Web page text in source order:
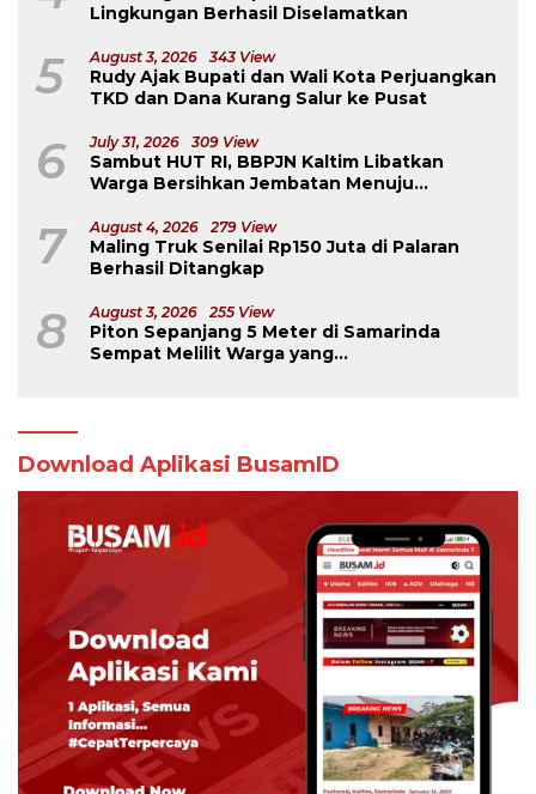
Lingkungan Berhasil Diselamatkan
5 August 3, 2026 343 View
Rudy Ajak Bupati dan Wali Kota Perjuangkan
TKD dan Dana Kurang Salur ke Pusat
6 July 31, 2026 309 View
Sambut HUT RI, BBPJN Kaltim Libatkan
Warga Bersihkan Jembatan Menuju
7 August 4, 2026 279 View
Maling Truk Senilai Rp150 Juta di Palaran
Berhasil Ditangkap
8 August 3, 2026 255 View
Piton Sepanjang 5 Meter di Samarinda
Sempat Melilit Warga yang
Download Aplikasi BusamID